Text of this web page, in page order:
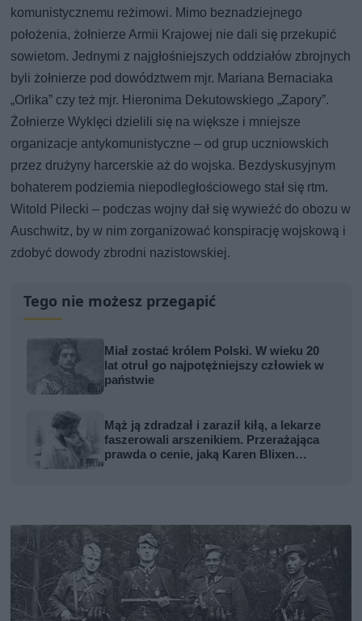
komunistycznemu reżimowi. Mimo beznadziejnego
położenia, żołnierze Armii Krajowej nie dali się przekupić
sowietom. Jednymi z najgłośniejszych oddziałów zbrojnych
byli żołnierze pod dowództwem mjr. Mariana Bernaciaka
„Orlika” czy też mjr. Hieronima Dekutowskiego „Zapory”.
Żołnierze Wyklęci dzielili się na większe i mniejsze
organizacje antykomunistyczne – od grup uczniowskich
przez drużyny harcerskie aż do wojska. Bezdyskusyjnym
bohaterem podziemia niepodległościowego stał się rtm.
Witold Pilecki – podczas wojny dał się wywieźć do obozu w
Auschwitz, by w nim zorganizować konspirację wojskową i
zdobyć dowody zbrodni nazistowskiej.
Tego nie możesz przegapić
Miał zostać królem Polski. W wieku 20
lat otruł go najpotężniejszy człowiek w
państwie
Mąż ją zdradzał i zaraził kiłą, a lekarze
faszerowali arszenikiem. Przerażająca
prawda o cenie, jaką Karen Blixen